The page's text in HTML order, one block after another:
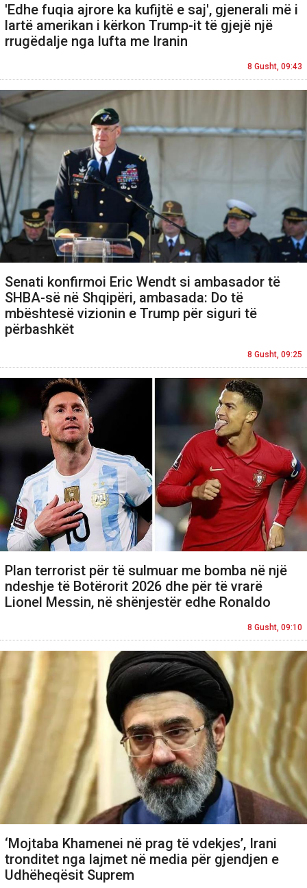
'Edhe fuqia ajrore ka kufijtë e saj', gjenerali më i
lartë amerikan i kërkon Trump-it të gjejë një
rrugëdalje nga lufta me Iranin
8 Gusht, 09:43
Senati konfirmoi Eric Wendt si ambasador të
SHBA-së në Shqipëri, ambasada: Do të
mbështesë vizionin e Trump për siguri të
përbashkët
8 Gusht, 09:25
Plan terrorist për të sulmuar me bomba në një
ndeshje të Botërorit 2026 dhe për të vrarë
Lionel Messin, në shënjestër edhe Ronaldo
8 Gusht, 09:10
‘Mojtaba Khamenei në prag të vdekjes’, Irani
tronditet nga lajmet në media për gjendjen e
Udhëheqësit Suprem